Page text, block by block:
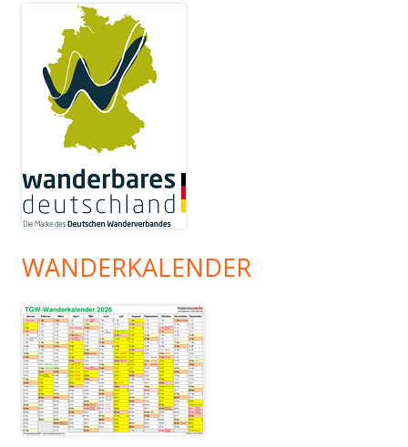
WANDERKALENDER